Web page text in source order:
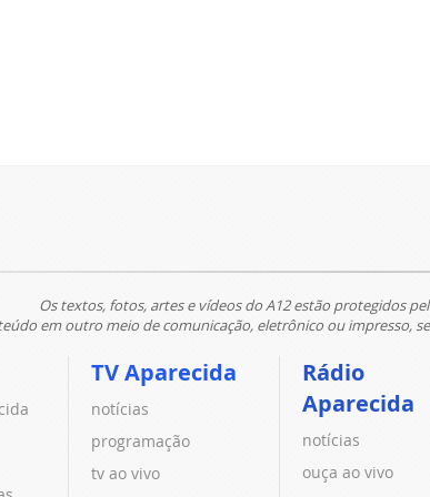
Os textos, fotos, artes e vídeos do A12 estão protegidos
em outro meio de comunicação, eletrônico ou impresso,
TV Aparecida
notícias
programação
tv ao vivo
Rádio
Aparecida
notícias
ouça ao vivo